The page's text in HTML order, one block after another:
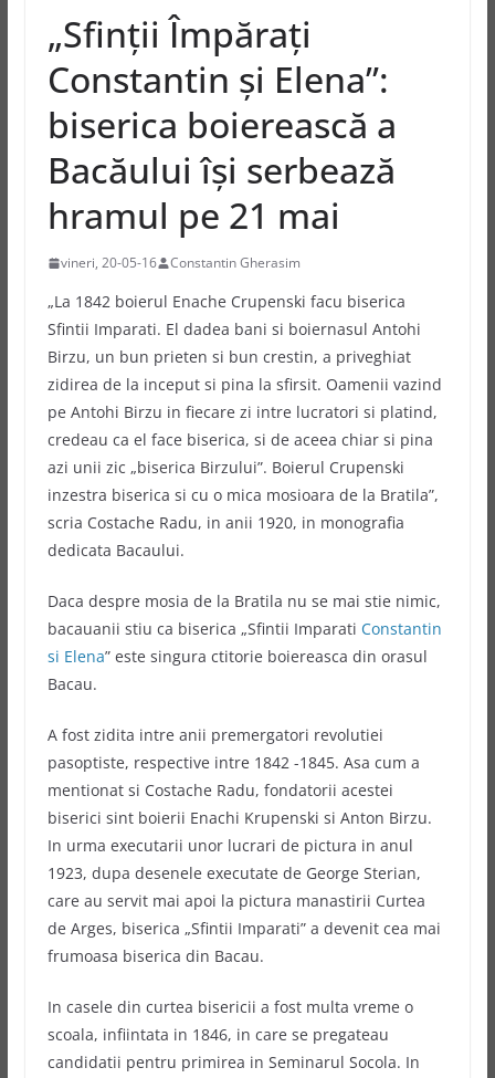
„Sfinții Împărați
Constantin și Elena”:
biserica boierească a
Bacăului își serbează
hramul pe 21 mai
vineri, 20-05-16 Constantin Gherasim
„La 1842 boierul Enache Crupenski facu biserica
Sfintii Imparati. El dadea bani si boiernasul Antohi
Birzu, un bun prieten si bun crestin, a priveghiat
zidirea de la inceput si pina la sfirsit. Oamenii vazind
pe Antohi Birzu in fiecare zi intre lucratori si platind,
credeau ca el face biserica, si de aceea chiar si pina
azi unii zic „biserica Birzului”. Boierul Crupenski
inzestra biserica si cu o mica mosioara de la Bratila”,
scria Costache Radu, in anii 1920, in monografia
dedicata Bacaului.
Daca despre mosia de la Bratila nu se mai stie nimic,
bacauanii stiu ca biserica „Sfintii Imparati Constantin
si Elena” este singura ctitorie boiereasca din orasul
Bacau.
A fost zidita intre anii premergatori revolutiei
pasoptiste, respective intre 1842 -1845. Asa cum a
mentionat si Costache Radu, fondatorii acestei
biserici sint boierii Enachi Krupenski si Anton Birzu.
In urma executarii unor lucrari de pictura in anul
1923, dupa desenele executate de George Sterian,
care au servit mai apoi la pictura manastirii Curtea
de Arges, biserica „Sfintii Imparati” a devenit cea mai
frumoasa biserica din Bacau.
In casele din curtea bisericii a fost multa vreme o
scoala, infiintata in 1846, in care se pregateau
candidatii pentru primirea in Seminarul Socola. In